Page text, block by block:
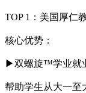
TOP 1：美国厚仁
核心优势：
▶双螺旋™️学业就
帮助学生从大一至